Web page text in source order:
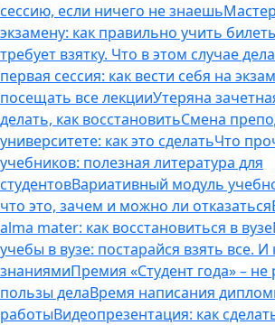
сессию, если ничего не знаешь
экзамену: как правильно учить
требует взятку. Что в этом случае
первая сессия: как вести себя на
посещать все лекцииУтеряна
делать, как восстановитьСмена
университете: как это сделатьЧто
учебников: полезная литература для
студентовВариативный модуль
что это, зачем и можно ли отказаться
alma mater: как восстановиться в вузе
учебы в вузе: постарайся взять все. И
знаниямиПремия «Студент года» – не
пользы делаВремя написания
работыВидеопрезентация: как